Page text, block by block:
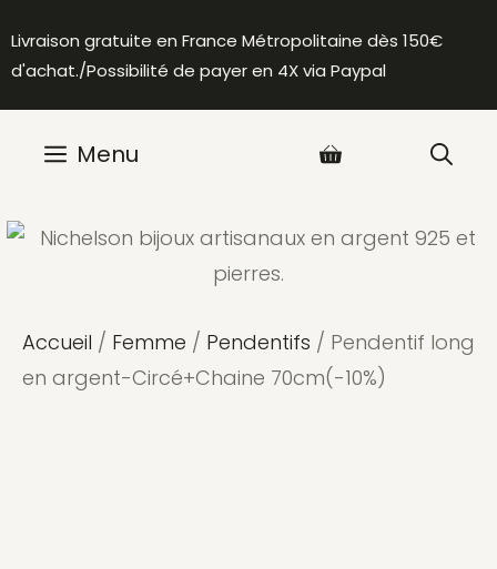
au
contenu
Livraison gratuite en France Métropolitaine dès 150€
d'achat./Possibilité de payer en 4X via Paypal
Menu
Accueil / Femme / Pendentifs / Pendentif long
en argent-Circé+Chaine 70cm(-10%)